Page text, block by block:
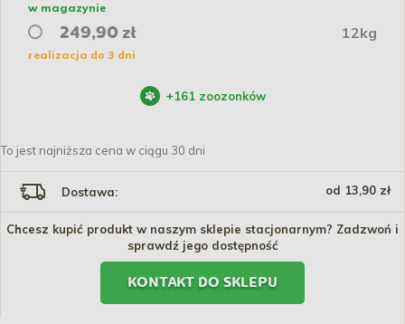
w magazynie
249,90 zł 12kg
realizacja do 3 dni
+161 zoozonków
To jest najniższa cena w ciągu 30 dni
Dostawa: od 13,90 zł
Chcesz kupić produkt w naszym sklepie stacjonarnym? Zadzwoń i
sprawdź jego dostępność
KONTAKT DO SKLEPU